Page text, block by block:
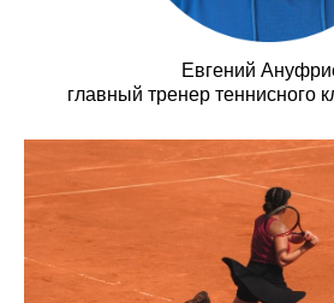
Евгений
главный тренер теннисного